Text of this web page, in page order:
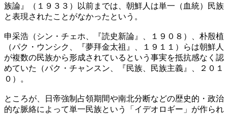
族論』（１９３３）以前までは、朝鮮人は単一（血統）民族
と表現されたことがなかったという。
申采浩（シン・チェホ、『読史新論』、１９０８）、朴殷植
（パク・ウンシク、『夢拜金太祖』、１９１１）らは朝鮮人
が複数の民族から形成されているという事実を抵抗感なく認
めていた（パク・チャンスン、『民族、民族主義』、２０１
０）。
ところが、日帝強制占領期間や南北分断などの歴史的・政治
的な脈絡によって単一民族という「イデオロギー」が作られ